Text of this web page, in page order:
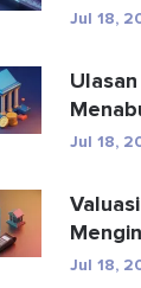
Jul 18,
dan
Jul 18,
Jul 18,